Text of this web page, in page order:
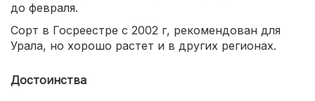
до февраля.
Сорт в Госреестре с 2002 г, рекомендован для
Урала, но хорошо растет и в других регионах.
Достоинства